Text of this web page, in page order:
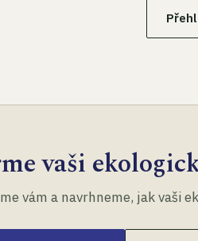
vaši
vám a navrhneme, jak vaši